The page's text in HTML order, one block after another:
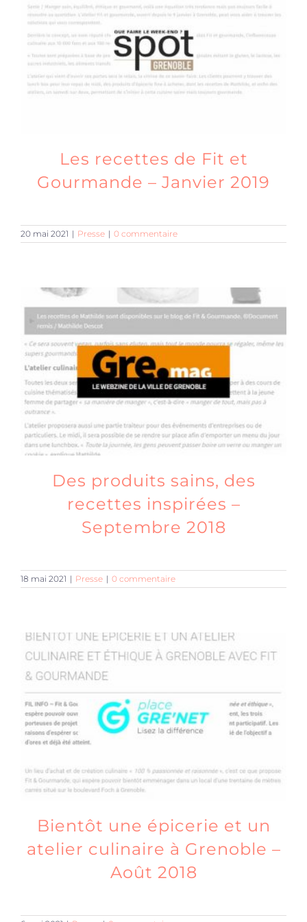
Produits sains
Click and collect
Cours
Accessoires
Les recettes de Fit et
Gourmande – Janvier 2019
20 mai 2021 | Presse | 0 commentaire
Des produits sains, des
recettes inspirées –
Septembre 2018
18 mai 2021 | Presse | 0 commentaire
Bientôt une épicerie et un
atelier culinaire à Grenoble –
Août 2018